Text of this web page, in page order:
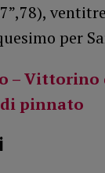
per
– Vittorino
pinnato